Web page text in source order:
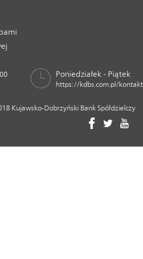
Poniedziałek - Piątek
https://kdbs.com.pl/
Kujawsko-Dobrzyński Bank Spółdzielczy